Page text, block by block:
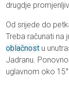
drugdje
Od srijede do
Treba računati na
oblačnost u
Jadranu.
uglavnom oko